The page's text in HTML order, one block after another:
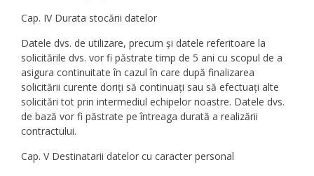
Cap. IV Durata stocării datelor
Datele dvs. de utilizare, precum și datele referitoare la
solicitările dvs. vor fi păstrate timp de 5 ani cu scopul de a
asigura continuitate în cazul în care după finalizarea
solicitării curente doriți să continuați sau să efectuați alte
solicitări tot prin intermediul echipelor noastre. Datele dvs.
de bază vor fi păstrate pe întreaga durată a realizării
contractului.
Cap. V Destinatarii datelor cu caracter personal